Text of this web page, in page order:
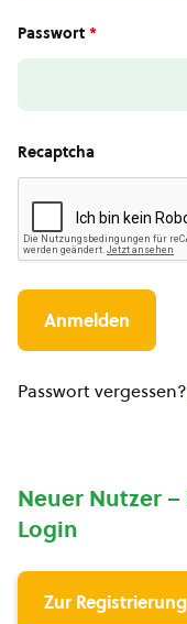
Passwort *
Recaptcha
Passwort vergessen?
Neuer Nutzer
Login
Zur Registrierung